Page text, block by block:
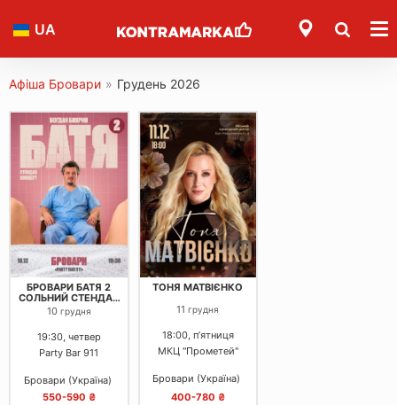
UA
Афіша Бровари » Грудень 2026
БРОВАРИ БАТЯ 2
СОЛЬНИЙ СТЕНДАП
КОНЦЕРТ
10 грудня
19:30, четвер
Party Bar 911
Бровари (Україна)
550-590 ₴
ТОНЯ МАТВІЄНКО
11грудня
18:00, пʼятниця
МКЦ "Прометей"
Бровари (Україна)
400-780 ₴